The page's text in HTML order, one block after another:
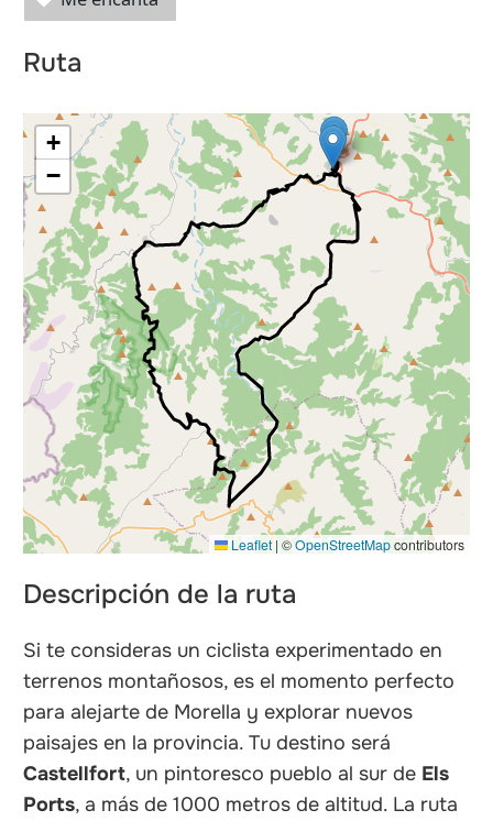
Ruta
+
−
Leaflet | ©OpenStreetMapcontributors
Descripción de la ruta
Si te consideras un ciclista experimentado en
terrenos montañosos, es el momento perfecto
para alejarte de Morella y explorar nuevos
paisajes en la provincia. Tu destino será
Castellfort, un pintoresco pueblo al sur de Els
Ports, a más de 1000 metros de altitud. La ruta